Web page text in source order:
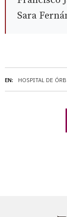
EN: HOSPITAL DE
Sara